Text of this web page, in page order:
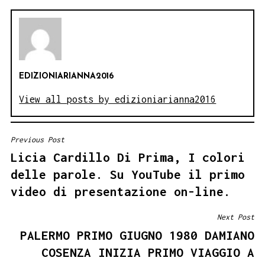
EDIZIONIARIANNA2016
View all posts by edizioniarianna2016
NAVIGAZIONE
ARTICOLI
Previous Post
Licia Cardillo Di Prima, I colori
delle parole. Su YouTube il primo
video di presentazione on-line.
Next Post
PALERMO PRIMO GIUGNO 1980 DAMIANO
COSENZA INIZIA PRIMO VIAGGIO A